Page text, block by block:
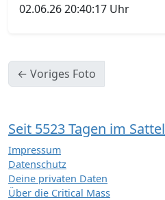
02.06.26 20:40:17 Uhr
← Voriges Foto
Seit 5523 Tagen im Sattel
Impressum
Datenschutz
Deine privaten Daten
Über die Critical Mass